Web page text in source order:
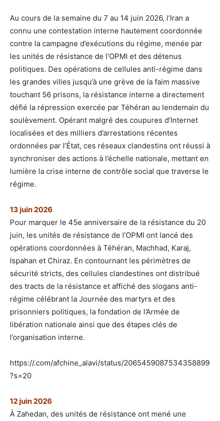
Au cours de la semaine du 7 au 14 juin 2026, l’Iran a
connu une contestation interne hautement coordonnée
contre la campagne d’exécutions du régime, menée par
les unités de résistance de l’OPMI et des détenus
politiques. Des opérations de cellules anti-régime dans
les grandes villes jusqu’à une grève de la faim massive
touchant 56 prisons, la résistance interne a directement
défié la répression exercée par Téhéran au lendemain du
soulèvement. Opérant malgré des coupures d’Internet
localisées et des milliers d’arrestations récentes
ordonnées par l’État, ces réseaux clandestins ont réussi à
synchroniser des actions à l’échelle nationale, mettant en
lumière la crise interne de contrôle social que traverse le
régime.
13 juin 2026
Pour marquer le 45e anniversaire de la résistance du 20
juin, les unités de résistance de l’OPMI ont lancé des
opérations coordonnées à Téhéran, Machhad, Karaj,
Ispahan et Chiraz. En contournant les périmètres de
sécurité stricts, des cellules clandestines ont distribué
des tracts de la résistance et affiché des slogans anti-
régime célébrant la Journée des martyrs et des
prisonniers politiques, la fondation de l’Armée de
libération nationale ainsi que des étapes clés de
l’organisation interne.
https://.com/afchine_alavi/status/2065459087534358899
?s=20
12 juin 2026
À Zahedan, des unités de résistance ont mené une